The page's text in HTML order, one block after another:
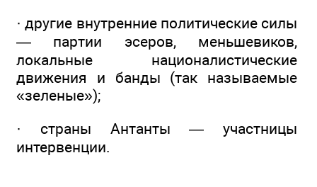
· другие внутренние политические силы
— партии эсеров, меньшевиков,
локальные националистические
движения и банды (так называемые
«зеленые»);
· страны Антанты — участницы
интервенции.